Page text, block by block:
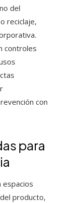
del
reciclaje,
controles
con
para
espacios
producto,